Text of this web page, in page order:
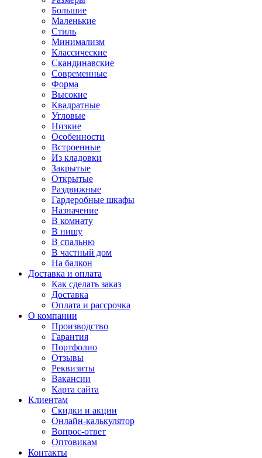
Большие
Маленькие
Стиль
Минимализм
Классические
Скандинавские
Современные
Форма
Высокие
Квадратные
Угловые
Низкие
Особенности
Встроенные
Из кладовки
Закрытые
Открытые
Раздвижные
Гардеробные шкафы
Назначение
В комнату
В нишу
В спальню
В частный дом
На балкон
Доставка и оплата
Как сделать заказ
Доставка
Оплата и рассрочка
О компании
Производство
Гарантия
Портфолио
Отзывы
Реквизиты
Вакансии
Карта сайта
Клиентам
Скидки и акции
Онлайн-калькулятор
Вопрос-ответ
Оптовикам
Контакты